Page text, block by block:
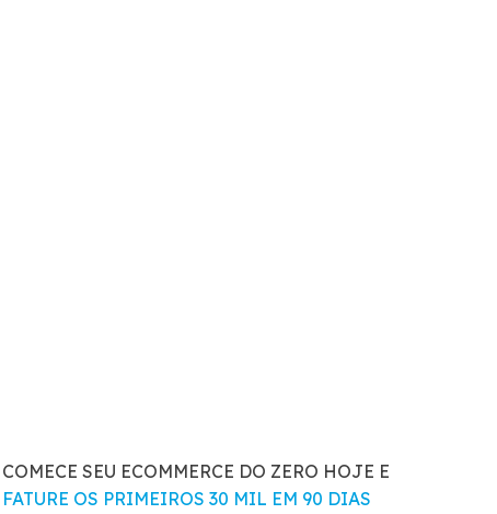
COMECE SEU ECOMMERCE DO ZERO HOJE E
FATURE OS PRIMEIROS 30 MIL EM 90 DIAS